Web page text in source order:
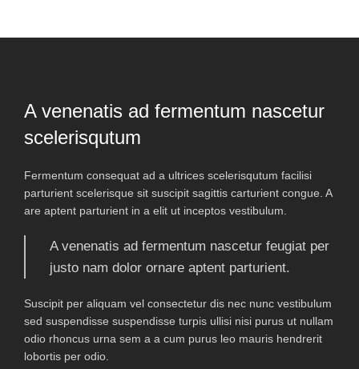
A venenatis ad fermentum nascetur
scelerisqutum
Fermentum consequat ad a ultrices scelerisqutum facilisi
parturient scelerisque sit suscipit sagittis carturient congue. A
are aptent parturient in a elit ut inceptos vestibulum.
A venenatis ad fermentum nascetur feugiat per
justo nam dolor ornare aptent parturient.
Suscipit per aliquam vel consectetur dis nec nunc vestibulum
sed suspendisse suspendisse turpis ullisi nisi purus ut nullam
odio rhoncus urna sem a a cum purus leo mauris hendrerit
lobortis per odio.